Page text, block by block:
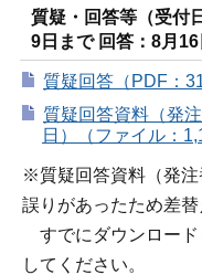
質疑・回答等（受付
9日まで 回答：8月16
質疑回答（PDF：
質疑回答資料（発
日）（ファイル：
※質疑回答資料（発注
誤りがあったため差替
すでにダウンロード
してください。